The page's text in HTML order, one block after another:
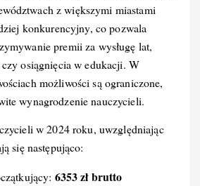
z większymi miastami
konkurencyjny, co pozwala
premii za wysługę lat,
osiągnięcia w edukacji. W
możliwości są ograniczone,
wynagrodzenie nauczycieli.
w 2024 roku, uwzględniając
się następująco:
6353 zł brutto